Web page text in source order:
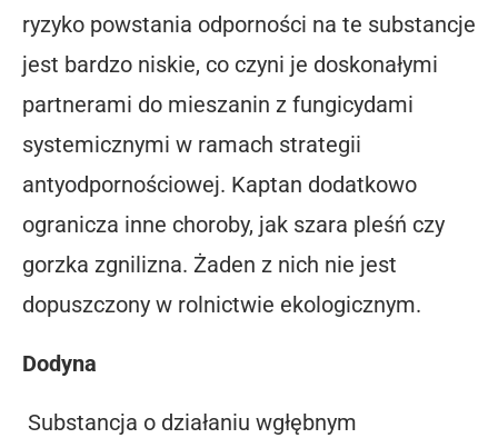
ryzyko powstania odporności na te substancje
jest bardzo niskie, co czyni je doskonałymi
partnerami do mieszanin z fungicydami
systemicznymi w ramach strategii
antyodpornościowej. Kaptan dodatkowo
ogranicza inne choroby, jak szara pleśń czy
gorzka zgnilizna. Żaden z nich nie jest
dopuszczony w rolnictwie ekologicznym.
Dodyna
Substancja o działaniu wgłębnym